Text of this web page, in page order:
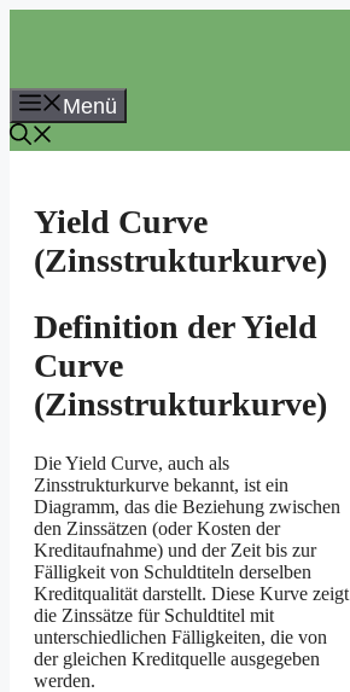
Menü
Yield Curve
(Zinsstrukturkurve)
Definition der Yield
Curve
(Zinsstrukturkurve)
Die Yield Curve, auch als
Zinsstrukturkurve bekannt, ist ein
Diagramm, das die Beziehung zwischen
den Zinssätzen (oder Kosten der
Kreditaufnahme) und der Zeit bis zur
Fälligkeit von Schuldtiteln derselben
Kreditqualität darstellt. Diese Kurve zeigt
die Zinssätze für Schuldtitel mit
unterschiedlichen Fälligkeiten, die von
der gleichen Kreditquelle ausgegeben
werden.